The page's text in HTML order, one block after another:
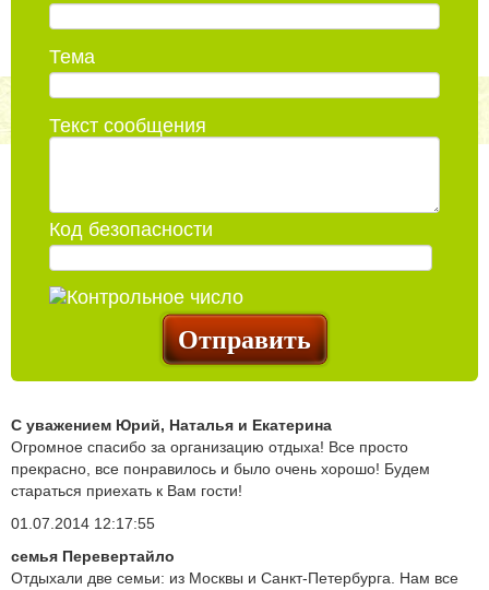
Тема
Текст сообщения
Код безопасности
С уважением Юрий, Наталья и Екатерина
Огромное спасибо за организацию отдыха! Все просто
прекрасно, все понравилось и было очень хорошо! Будем
стараться приехать к Вам гости!
01.07.2014 12:17:55
семья Перевертайло
Отдыхали две семьи: из Москвы и Санкт-Петербурга. Нам все